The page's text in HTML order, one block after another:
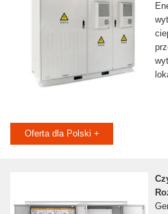
Oferta dla Polski +